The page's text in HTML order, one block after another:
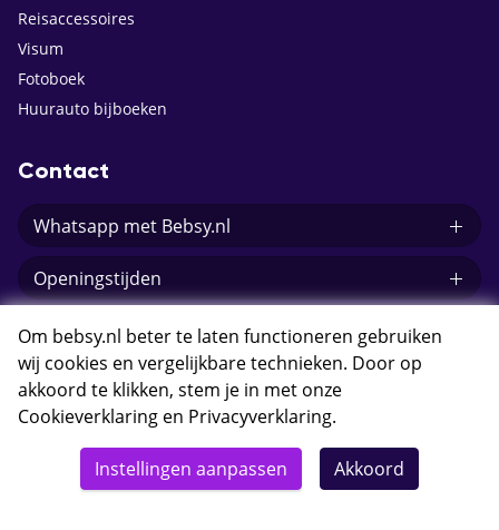
Reisaccessoires
Visum
Fotoboek
Huurauto bijboeken
Contact
Whatsapp met Bebsy.nl
Openingstijden
E-mail Bebsy.nl
© 2026 Bebsy.nl
Om bebsy.nl beter te laten functioneren gebruiken
wij cookies en vergelijkbare technieken. Door op
akkoord te klikken, stem je in met onze
Cookieverklaring en Privacyverklaring.
Instellingen aanpassen Akkoord